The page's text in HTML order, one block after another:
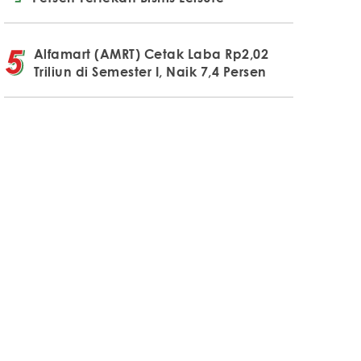
Alfamart (AMRT) Cetak Laba Rp2,02
Triliun di Semester I, Naik 7,4 Persen